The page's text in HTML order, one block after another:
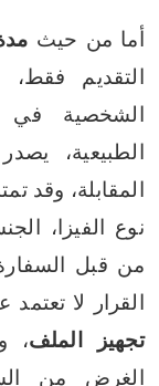
أما من حيث
التقديم فقط،
الشخصية في
الطبيعية،
المقابلة، وقد
نوع الفيزا،
من قبل
القرار لا
تجهيز الملف
الغرض من